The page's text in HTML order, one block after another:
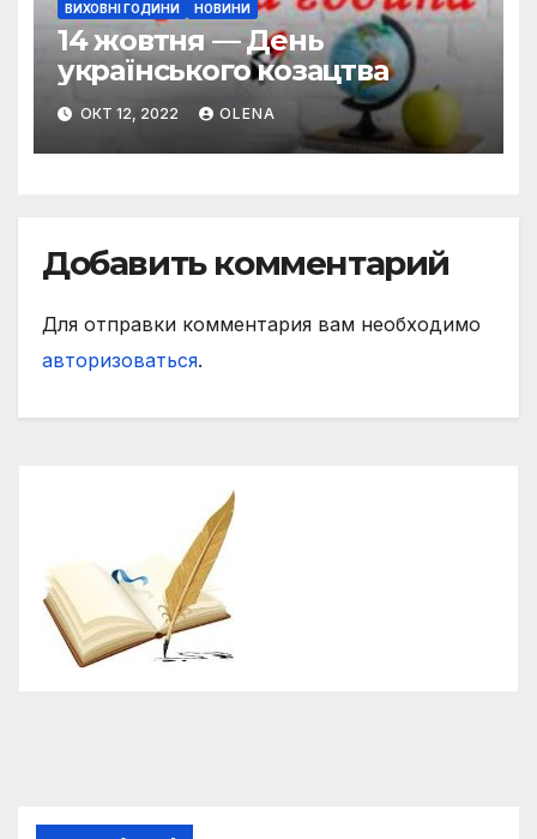
ВИХОВНІ ГОДИНИ НОВИНИ
14 жовтня — День
українського козацтва
ОКТ 12, 2022 OLENA
Добавить комментарий
Для отправки комментария вам необходимо
авторизоваться.